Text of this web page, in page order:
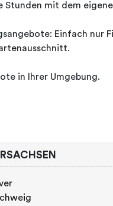
mit dem
Einfach nur
in Ihrer Umgebung.